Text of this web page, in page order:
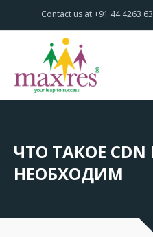
Contact us at +91 44 4263
ЧТО ТАКОЕ
НЕОБХОДИМ